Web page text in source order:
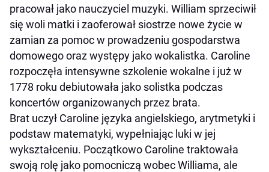
pracował jako nauczyciel muzyki. William sprzeciwił
się woli matki i zaoferował siostrze nowe życie w
zamian za pomoc w prowadzeniu gospodarstwa
domowego oraz występy jako wokalistka. Caroline
rozpoczęła intensywne szkolenie wokalne i już w
1778 roku debiutowała jako solistka podczas
koncertów organizowanych przez brata.
Brat uczył Caroline języka angielskiego, arytmetyki i
podstaw matematyki, wypełniając luki w jej
wykształceniu. Początkowo Caroline traktowała
swoją rolę jako pomocniczą wobec Williama, ale